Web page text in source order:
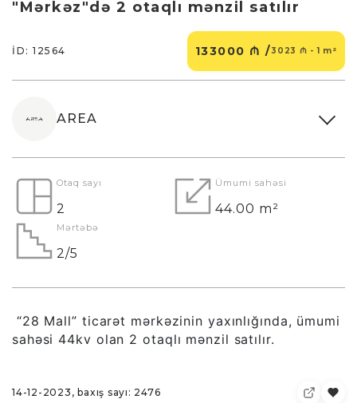
"Mərkəz"də 2 otaqlı mənzil satılır
İD: 12564 133000 ₼ /3023 ₼ - 1 m²
AREA
Otaq sayı
2
Ümumi sahəsi
44.00 m²
Mərtəbə
2/5
“28 Mall” ticarət mərkəzinin yaxınlığında, ümumi
sahəsi 44kv olan 2 otaqlı mənzil satılır.
14-12-2023, baxış sayı: 2476